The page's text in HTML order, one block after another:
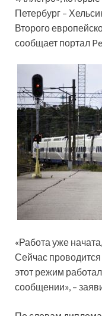
Петербург –
Второго
сообщает портал
«Работа уже
Сейчас проводится
этот режим
сообщении», –